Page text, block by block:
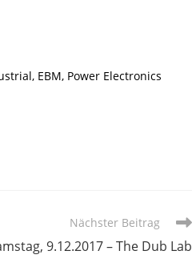
EBM, Power Electronics
Nächster Beitrag
9.12.2017 – The Dub Lab